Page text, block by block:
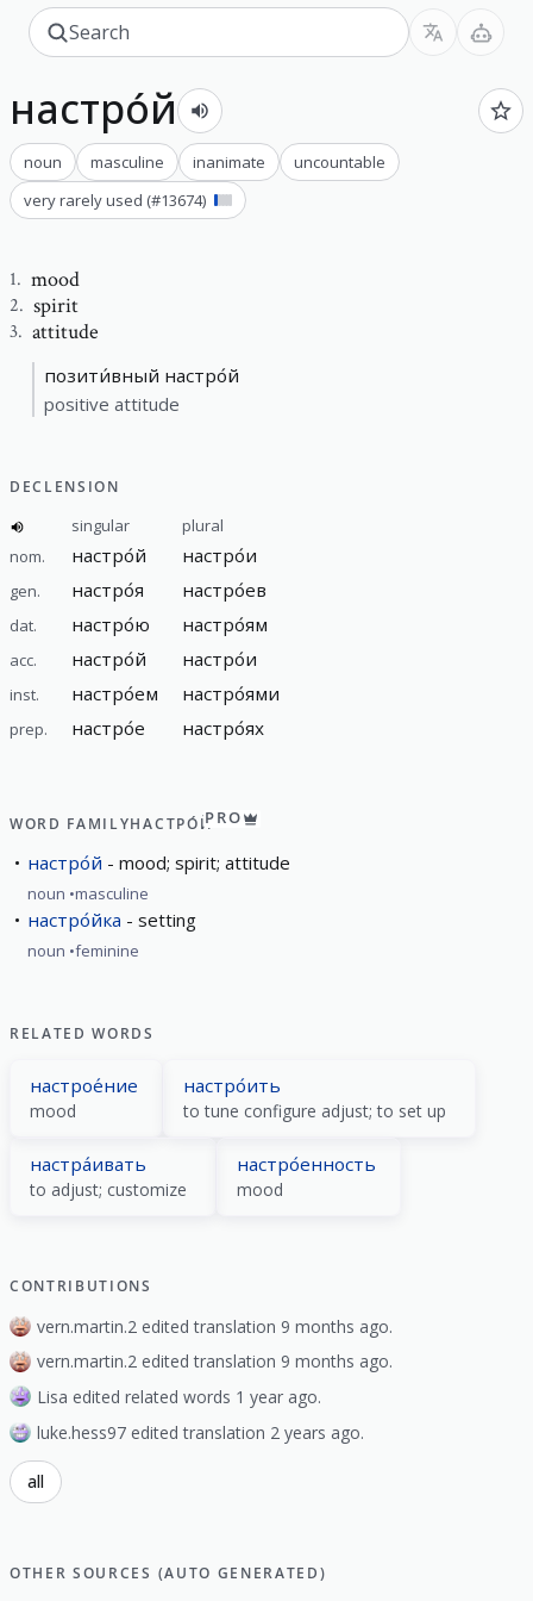
настро́й
noun masculine inanimate
uncountable
very rarely used (#13674)
1. mood
2. spirit
3. attitude
позити́вный настро́й
positive attitude
DECLENSION
singular
plural
nom.
настро́й настро́и
gen. настро́я настро́ев
dat. настро́ю настро́ям
acc. настро́й настро́и
inst. настро́ем настро́ями
prep. настро́е настро́ях
WORD FAMILYНАСТРО́ЙPRO
настро́й mood; spirit; attitude
noun masculine
настро́йка setting
noun feminine
RELATED WORDS
настрое́ние
mood
настро́ить
to tune configure adjust; to set up
настра́ивать
to adjust; customize
настро́енность
mood
CONTRIBUTIONS
vern.martin.2 edited translation 9 months ago.
vern.martin.2 edited translation 9 months ago.
Lisa edited related words 1 year ago.
luke.hess97 edited translation 2 years ago.
all
OTHER SOURCES (AUTO GENERATED)